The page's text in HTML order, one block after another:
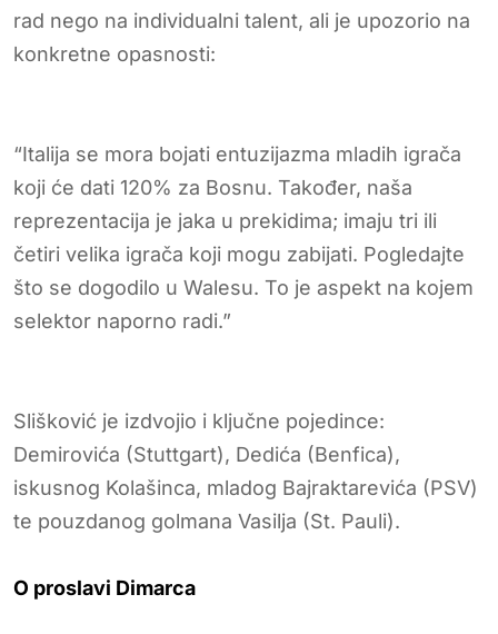
rad nego na individualni talent, ali je upozorio na
konkretne opasnosti:
“Italija se mora bojati entuzijazma mladih igrača
koji će dati 120% za Bosnu. Također, naša
reprezentacija je jaka u prekidima; imaju tri ili
četiri velika igrača koji mogu zabijati. Pogledajte
što se dogodilo u Walesu. To je aspekt na kojem
selektor naporno radi.”
Slišković je izdvojio i ključne pojedince:
Demirovića (Stuttgart), Dedića (Benfica),
iskusnog Kolašinca, mladog Bajraktarevića (PSV)
te pouzdanog golmana Vasilja (St. Pauli).
O proslavi Dimarca